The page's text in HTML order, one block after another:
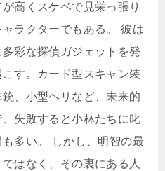
高くスケベで見栄っ張り
ラクターでもある。 彼は
彩な探偵ガジェットを発
す。カード型スキャン装
、小型ヘリなど、未来的
失敗すると小林たちに叱
多い。 しかし、明智の最
はなく、その裏にある人